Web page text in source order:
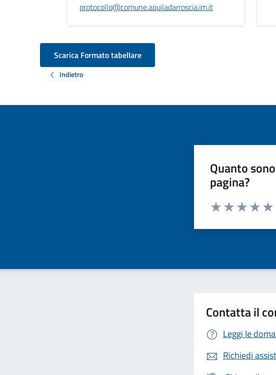
protocollo@comune.aquiladarroscia.im.it
Scarica Formato tabellare
Indietro
Quanto
pagina?
Valuta da 1 a 5 stelle la
Contatta il
Leggi le
Richiedi